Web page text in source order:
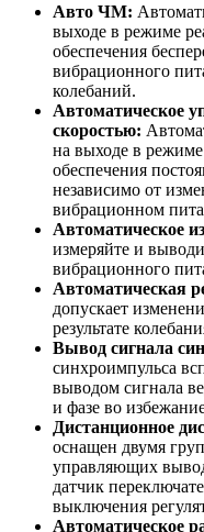
Авто ЧМ:
выходе в режиме
обеспечения
вибрационного
колебаний.
Автоматическое
скоростью:
на выходе в
обеспечения
независимо от
вибрационном
Автоматическое
измеряйте и
вибрационного
Автоматическая
допускает
результате
Вывод сигнала
синхроимпульса
выводом сигнала
и фазе во
Дистанционное
оснащен двумя
управляющих
датчик
выключения
Автоматическое